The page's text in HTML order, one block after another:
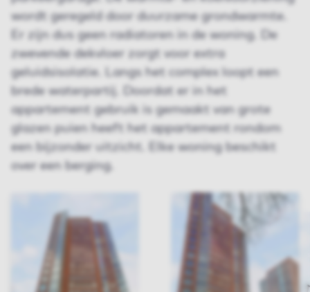
wordt geregeld door duurzame grondwarmte.
Er zijn dus geen radiatoren in de woning. De
zwevende dekvloer zorgt voor extra
geluidsisolatie. Langs het complex loopt een
brede waterpartij. Doordat er in het
appartement gebruik is gemaakt van grote
glazen puien heeft het appartement rondom
een bijzonder uitzicht. Elke woning beschikt
over een berging.